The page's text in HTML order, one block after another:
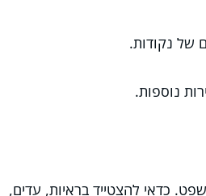
של נקודות.
נוספות.
כדאי להצטייד בראיות, עדים,